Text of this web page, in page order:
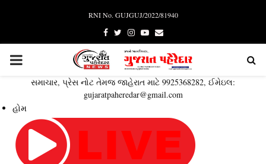
RNI No. GUJGUJ/2022/81940
Facebook
TwitterInstagram
YoutubeEmail
PRIMARY
MENU
સમાચાર, પ્રેસ નોટ તેમજ જાહેરાત માટે 9925368282, ઈમેઇલ:
gujaratpaheredar@gmail.com
હોમ